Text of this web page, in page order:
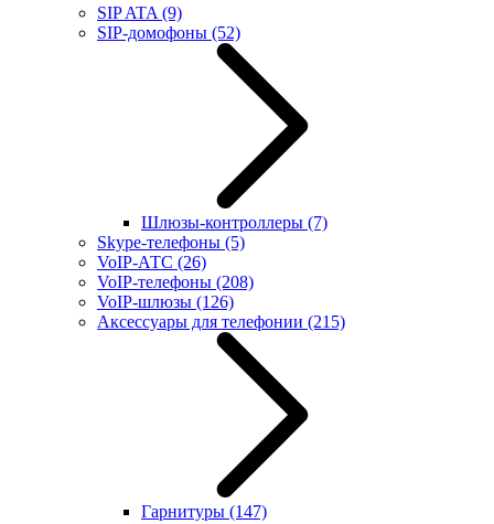
SIP ATA (9)
SIP-домофоны (52)
Шлюзы-контроллеры (7)
Skype-телефоны (5)
VoIP-АТС (26)
VoIP-телефоны (208)
VoIP-шлюзы (126)
Аксессуары для телефонии (215)
Гарнитуры (147)